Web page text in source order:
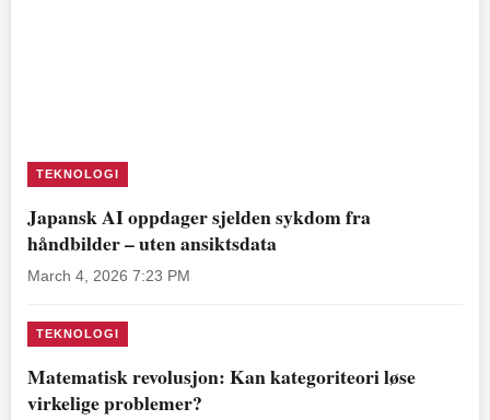
TEKNOLOGI
Japansk AI oppdager sjelden sykdom fra
håndbilder – uten ansiktsdata
March 4, 2026 7:23 PM
TEKNOLOGI
Matematisk revolusjon: Kan kategoriteori løse
virkelige problemer?